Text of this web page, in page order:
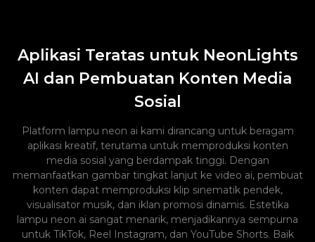
Aplikasi Teratas untuk NeonLights
AI dan Pembuatan Konten Media
Sosial
Platform lampu neon ai kami dirancang untuk beragam
aplikasi kreatif, terutama untuk memproduksi konten
media sosial yang berdampak tinggi. Dengan
memanfaatkan gambar tingkat lanjut ke video ai, pembuat
konten dapat memproduksi klip sinematik pendek,
visualisator musik, dan iklan promosi dinamis. Estetika
lampu neon ai sangat menarik, menjadikannya sempurna
untuk TikTok, Reel Instagram, dan YouTube Shorts. Baik